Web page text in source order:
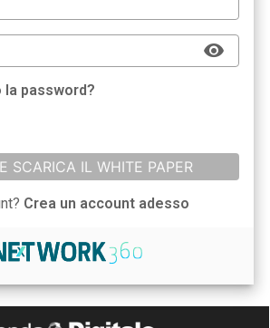
password?
SCARICA IL WHITE PAPER
Crea un account adesso